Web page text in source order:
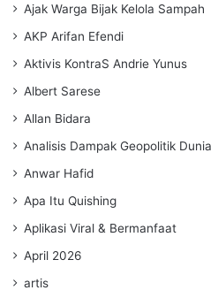
Ajak Warga Bijak Kelola Sampah
AKP Arifan Efendi
Aktivis KontraS Andrie Yunus
Albert Sarese
Allan Bidara
Analisis Dampak Geopolitik Dunia
Anwar Hafid
Apa Itu Quishing
Aplikasi Viral & Bermanfaat
April 2026
artis